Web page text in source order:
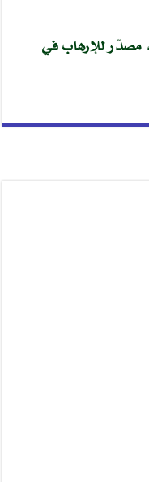
مصدّر للإرهاب في